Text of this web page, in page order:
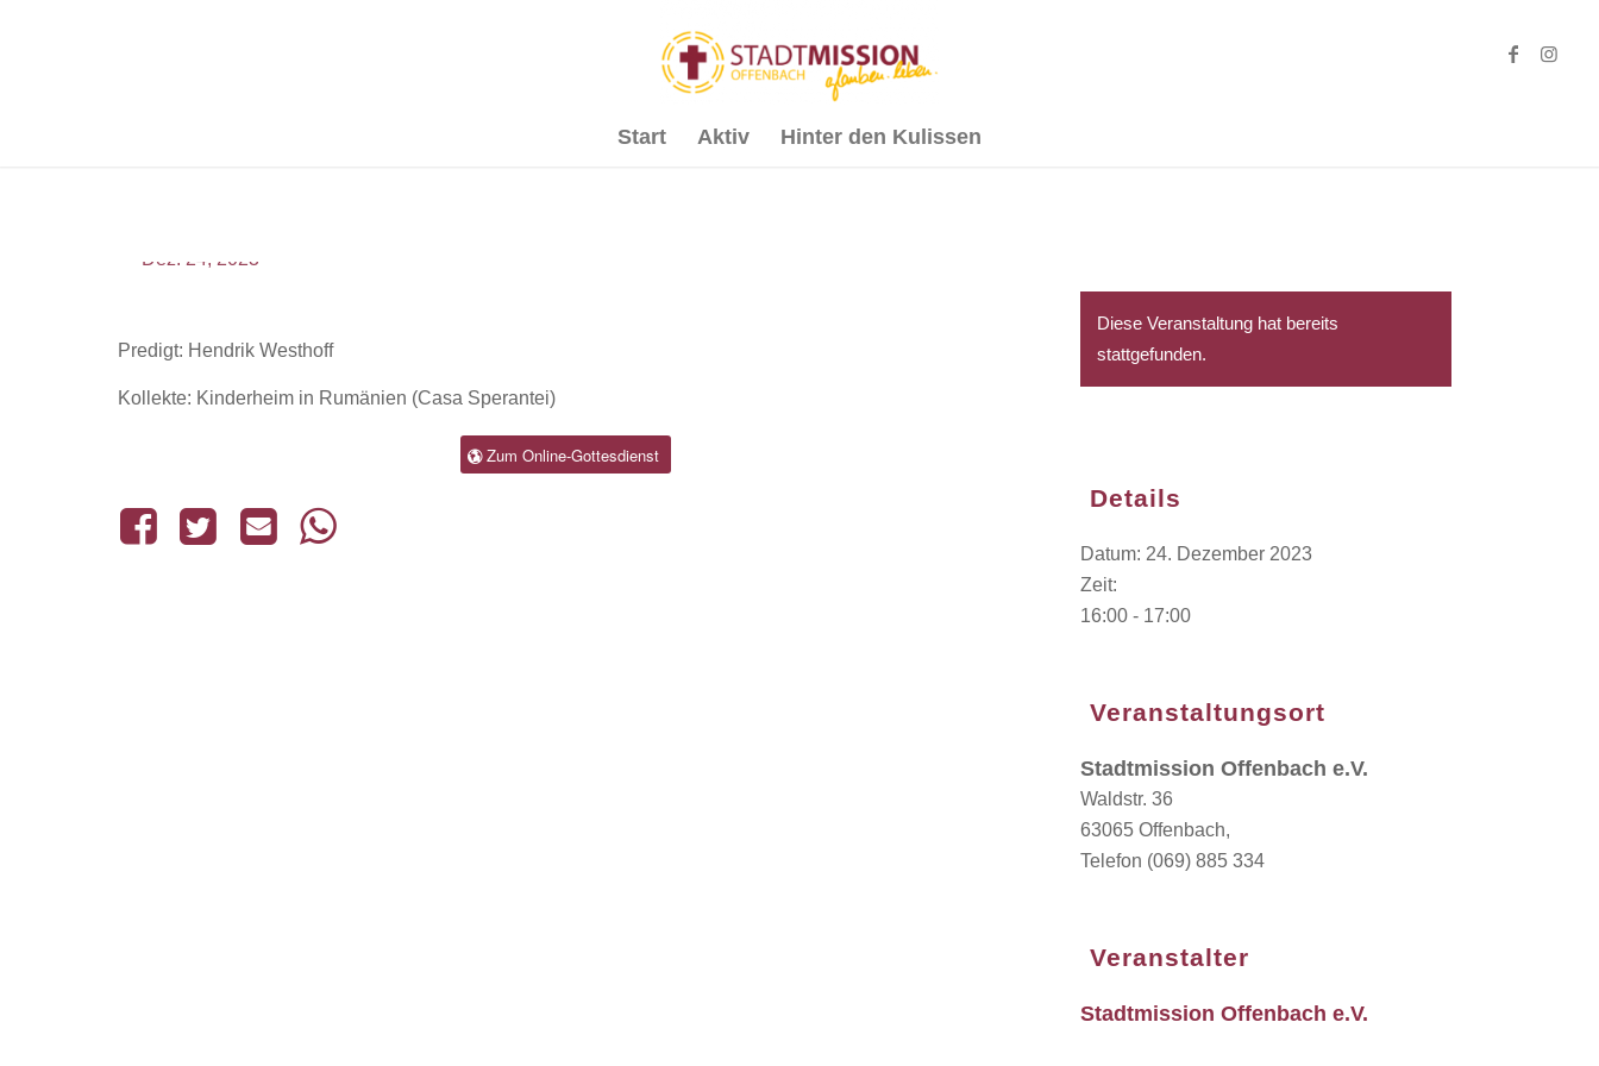
Start Aktiv Hinter den Kulissen
Dez. 24, 2023
Predigt: Hendrik Westhoff
Kollekte: Kinderheim in Rumänien (Casa Sperantei)
Zum Online-Gottesdienst
Diese Veranstaltung hat bereits
stattgefunden.
Details
Datum: 24. Dezember 2023
Zeit:
16:00 - 17:00
Veranstaltungsort
Stadtmission Offenbach e.V.
Waldstr. 36
63065 Offenbach,
Telefon (069) 885 334
Veranstalter
Stadtmission Offenbach e.V.